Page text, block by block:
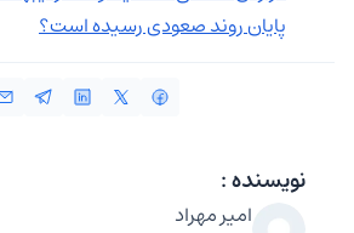
پایان روند صعودی رسیده است؟
نویسنده :
امیر مهراد